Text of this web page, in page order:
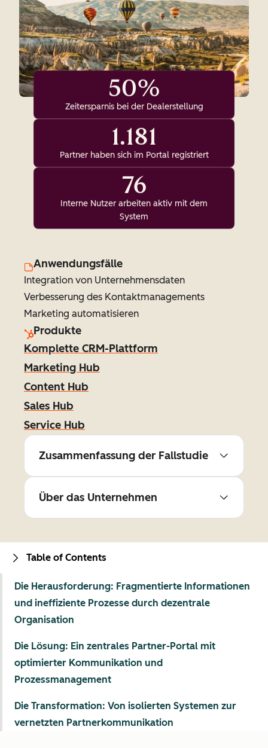
50%
Zeitersparnis bei der Dealerstellung
1.181
Partner haben sich im Portal registriert
76
Interne Nutzer arbeiten aktiv mit dem
System
Anwendungsfälle
Integration von Unternehmensdaten
Verbesserung des Kontaktmanagements
Marketing automatisieren
Produkte
Komplette CRM-Plattform
Marketing Hub
Content Hub
Sales Hub
Service Hub
Zusammenfassung der Fallstudie
Über das Unternehmen
Table of Contents
Die Herausforderung: Fragmentierte Informationen
und ineffiziente Prozesse durch dezentrale
Organisation
Die Lösung: Ein zentrales Partner-Portal mit
optimierter Kommunikation und
Prozessmanagement
Die Transformation: Von isolierten Systemen zur
vernetzten Partnerkommunikation